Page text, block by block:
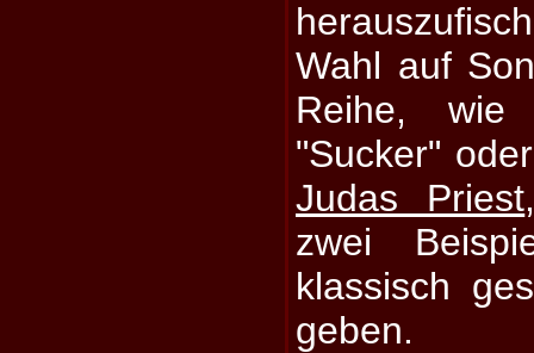
Wahl auf
Reihe,
"Sucker"
Judas Priest
zwei
klassisch
geben.